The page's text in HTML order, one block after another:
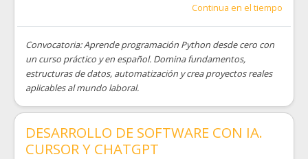
Continua en el tiempo
Convocatoria: Aprende programación Python desde cero con
un curso práctico y en español. Domina fundamentos,
estructuras de datos, automatización y crea proyectos reales
aplicables al mundo laboral.
DESARROLLO DE SOFTWARE CON IA.
CURSOR Y CHATGPT